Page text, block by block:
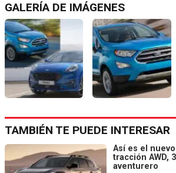
GALERÍA DE IMÁGENES
TAMBIÉN TE PUEDE INTERESAR
Así es el
tracción AWD,
aventurero